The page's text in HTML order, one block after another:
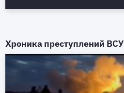
Хроника преступлений ВСУ